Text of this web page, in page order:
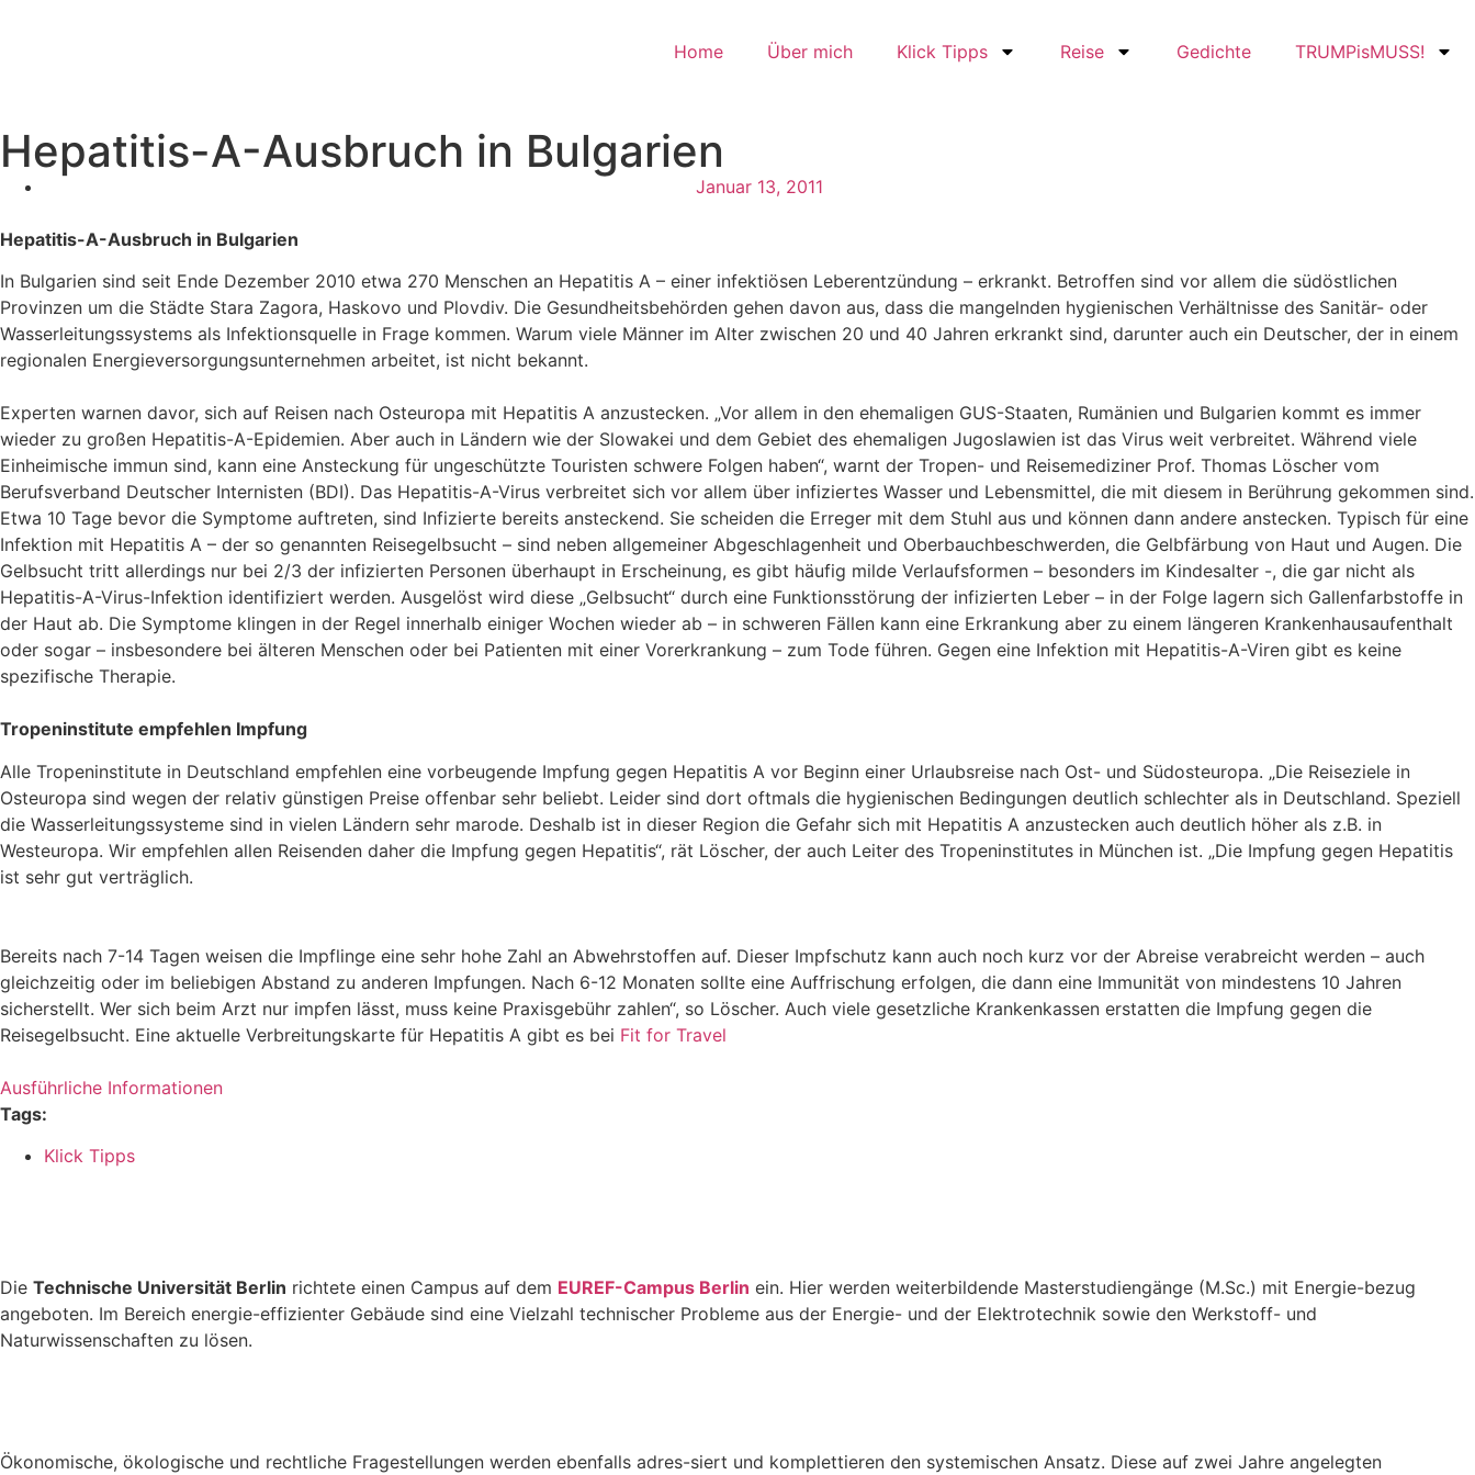
Home Über mich Klick Tipps Reise Gedichte TRUMPisMUSS!
Hepatitis-A-Ausbruch in Bulgarien
Januar 13, 2011
Hepatitis-A-Ausbruch in Bulgarien
In Bulgarien sind seit Ende Dezember 2010 etwa 270 Menschen an Hepatitis A – einer infektiösen Leberentzündung – erkrankt. Betroffen sind vor allem die südöstlichen
Provinzen um die Städte Stara Zagora, Haskovo und Plovdiv. Die Gesundheitsbehörden gehen davon aus, dass die mangelnden hygienischen Verhältnisse des Sanitär- oder
Wasserleitungssystems als Infektionsquelle in Frage kommen. Warum viele Männer im Alter zwischen 20 und 40 Jahren erkrankt sind, darunter auch ein Deutscher, der in einem
regionalen Energieversorgungsunternehmen arbeitet, ist nicht bekannt.
Experten warnen davor, sich auf Reisen nach Osteuropa mit Hepatitis A anzustecken. „Vor allem in den ehemaligen GUS-Staaten, Rumänien und Bulgarien kommt es immer
wieder zu großen Hepatitis-A-Epidemien. Aber auch in Ländern wie der Slowakei und dem Gebiet des ehemaligen Jugoslawien ist das Virus weit verbreitet. Während viele
Einheimische immun sind, kann eine Ansteckung für ungeschützte Touristen schwere Folgen haben“, warnt der Tropen- und Reisemediziner Prof. Thomas Löscher vom
Berufsverband Deutscher Internisten (BDI). Das Hepatitis-A-Virus verbreitet sich vor allem über infiziertes Wasser und Lebensmittel, die mit diesem in Berührung gekommen sind.
Etwa 10 Tage bevor die Symptome auftreten, sind Infizierte bereits ansteckend. Sie scheiden die Erreger mit dem Stuhl aus und können dann andere anstecken. Typisch für eine
Infektion mit Hepatitis A – der so genannten Reisegelbsucht – sind neben allgemeiner Abgeschlagenheit und Oberbauchbeschwerden, die Gelbfärbung von Haut und Augen. Die
Gelbsucht tritt allerdings nur bei 2/3 der infizierten Personen überhaupt in Erscheinung, es gibt häufig milde Verlaufsformen – besonders im Kindesalter -, die gar nicht als
Hepatitis-A-Virus-Infektion identifiziert werden. Ausgelöst wird diese „Gelbsucht“ durch eine Funktionsstörung der infizierten Leber – in der Folge lagern sich Gallenfarbstoffe in
der Haut ab. Die Symptome klingen in der Regel innerhalb einiger Wochen wieder ab – in schweren Fällen kann eine Erkrankung aber zu einem längeren Krankenhausaufenthalt
oder sogar – insbesondere bei älteren Menschen oder bei Patienten mit einer Vorerkrankung – zum Tode führen. Gegen eine Infektion mit Hepatitis-A-Viren gibt es keine
spezifische Therapie.
Tropeninstitute empfehlen Impfung
Alle Tropeninstitute in Deutschland empfehlen eine vorbeugende Impfung gegen Hepatitis A vor Beginn einer Urlaubsreise nach Ost- und Südosteuropa. „Die Reiseziele in
Osteuropa sind wegen der relativ günstigen Preise offenbar sehr beliebt. Leider sind dort oftmals die hygienischen Bedingungen deutlich schlechter als in Deutschland. Speziell
die Wasserleitungssysteme sind in vielen Ländern sehr marode. Deshalb ist in dieser Region die Gefahr sich mit Hepatitis A anzustecken auch deutlich höher als z.B. in
Westeuropa. Wir empfehlen allen Reisenden daher die Impfung gegen Hepatitis“, rät Löscher, der auch Leiter des Tropeninstitutes in München ist. „Die Impfung gegen Hepatitis
ist sehr gut verträglich.
Bereits nach 7-14 Tagen weisen die Impflinge eine sehr hohe Zahl an Abwehrstoffen auf. Dieser Impfschutz kann auch noch kurz vor der Abreise verabreicht werden – auch
gleichzeitig oder im beliebigen Abstand zu anderen Impfungen. Nach 6-12 Monaten sollte eine Auffrischung erfolgen, die dann eine Immunität von mindestens 10 Jahren
sicherstellt. Wer sich beim Arzt nur impfen lässt, muss keine Praxisgebühr zahlen“, so Löscher. Auch viele gesetzliche Krankenkassen erstatten die Impfung gegen die
Reisegelbsucht. Eine aktuelle Verbreitungskarte für Hepatitis A gibt es bei Fit for Travel
Ausführliche Informationen
Tags:
Klick Tipps
Die Technische Universität Berlin richtete einen Campus auf dem EUREF-Campus Berlin ein. Hier werden weiterbildende Masterstudiengänge (M.Sc.) mit Energie-bezug
angeboten. Im Bereich energie-effizienter Gebäude sind eine Vielzahl technischer Probleme aus der Energie- und der Elektrotechnik sowie den Werkstoff- und
Naturwissenschaften zu lösen.
Ökonomische, ökologische und rechtliche Fragestellungen werden ebenfalls adres-siert und komplettieren den systemischen Ansatz. Diese auf zwei Jahre angelegten